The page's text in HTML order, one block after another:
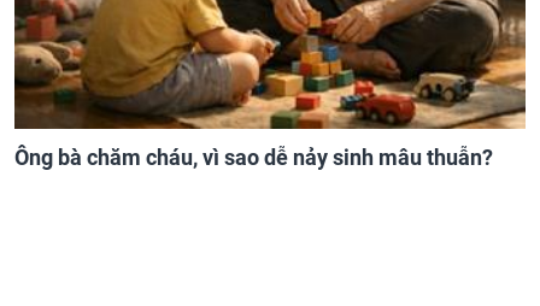
Ông bà chăm cháu, vì sao dễ nảy sinh mâu thuẫn?